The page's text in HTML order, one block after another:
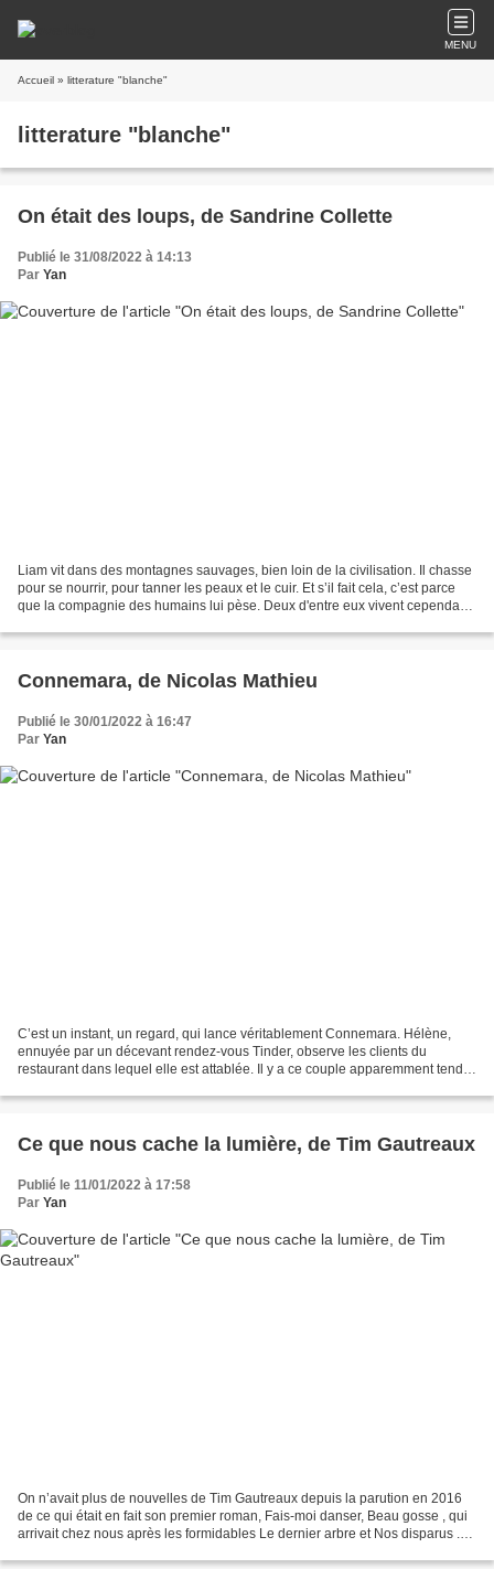
MENU
Accueil » litterature "blanche"
litterature "blanche"
On était des loups, de Sandrine Collette
Publié le 31/08/2022 à 14:13
Par Yan
Liam vit dans des montagnes sauvages, bien loin de la civilisation. Il chasse
pour se nourrir, pour tanner les peaux et le cuir. Et s’il fait cela, c’est parce
que la compagnie des humains lui pèse. Deux d'entre eux vivent cependant
Connemara, de Nicolas Mathieu
Publié le 30/01/2022 à 16:47
Par Yan
C’est un instant, un regard, qui lance véritablement Connemara. Hélène,
ennuyée par un décevant rendez-vous Tinder, observe les clients du
restaurant dans lequel elle est attablée. Il y a ce couple apparemment tendu.
Ce que nous cache la lumière, de Tim Gautreaux
Publié le 11/01/2022 à 17:58
Par Yan
On n’avait plus de nouvelles de Tim Gautreaux depuis la parution en 2016
de ce qui était en fait son premier roman, Fais-moi danser, Beau gosse , qui
arrivait chez nous après les formidables Le dernier arbre et Nos disparus .